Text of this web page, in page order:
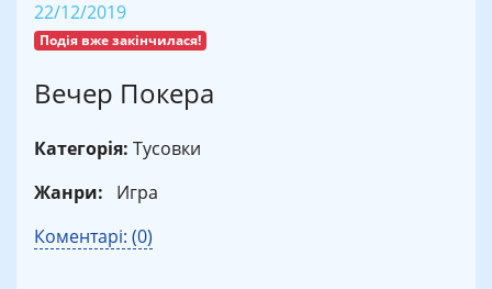
22/12/2019
Подія вже закінчилася!
Вечер Покера
Категорія: Тусовки
Жанри:
Игра
Коментарі: (0)